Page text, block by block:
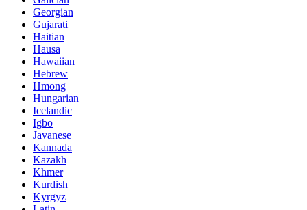
Georgian
Gujarati
Haitian
Hausa
Hawaiian
Hebrew
Hmong
Hungarian
Icelandic
Igbo
Javanese
Kannada
Kazakh
Khmer
Kurdish
Kyrgyz